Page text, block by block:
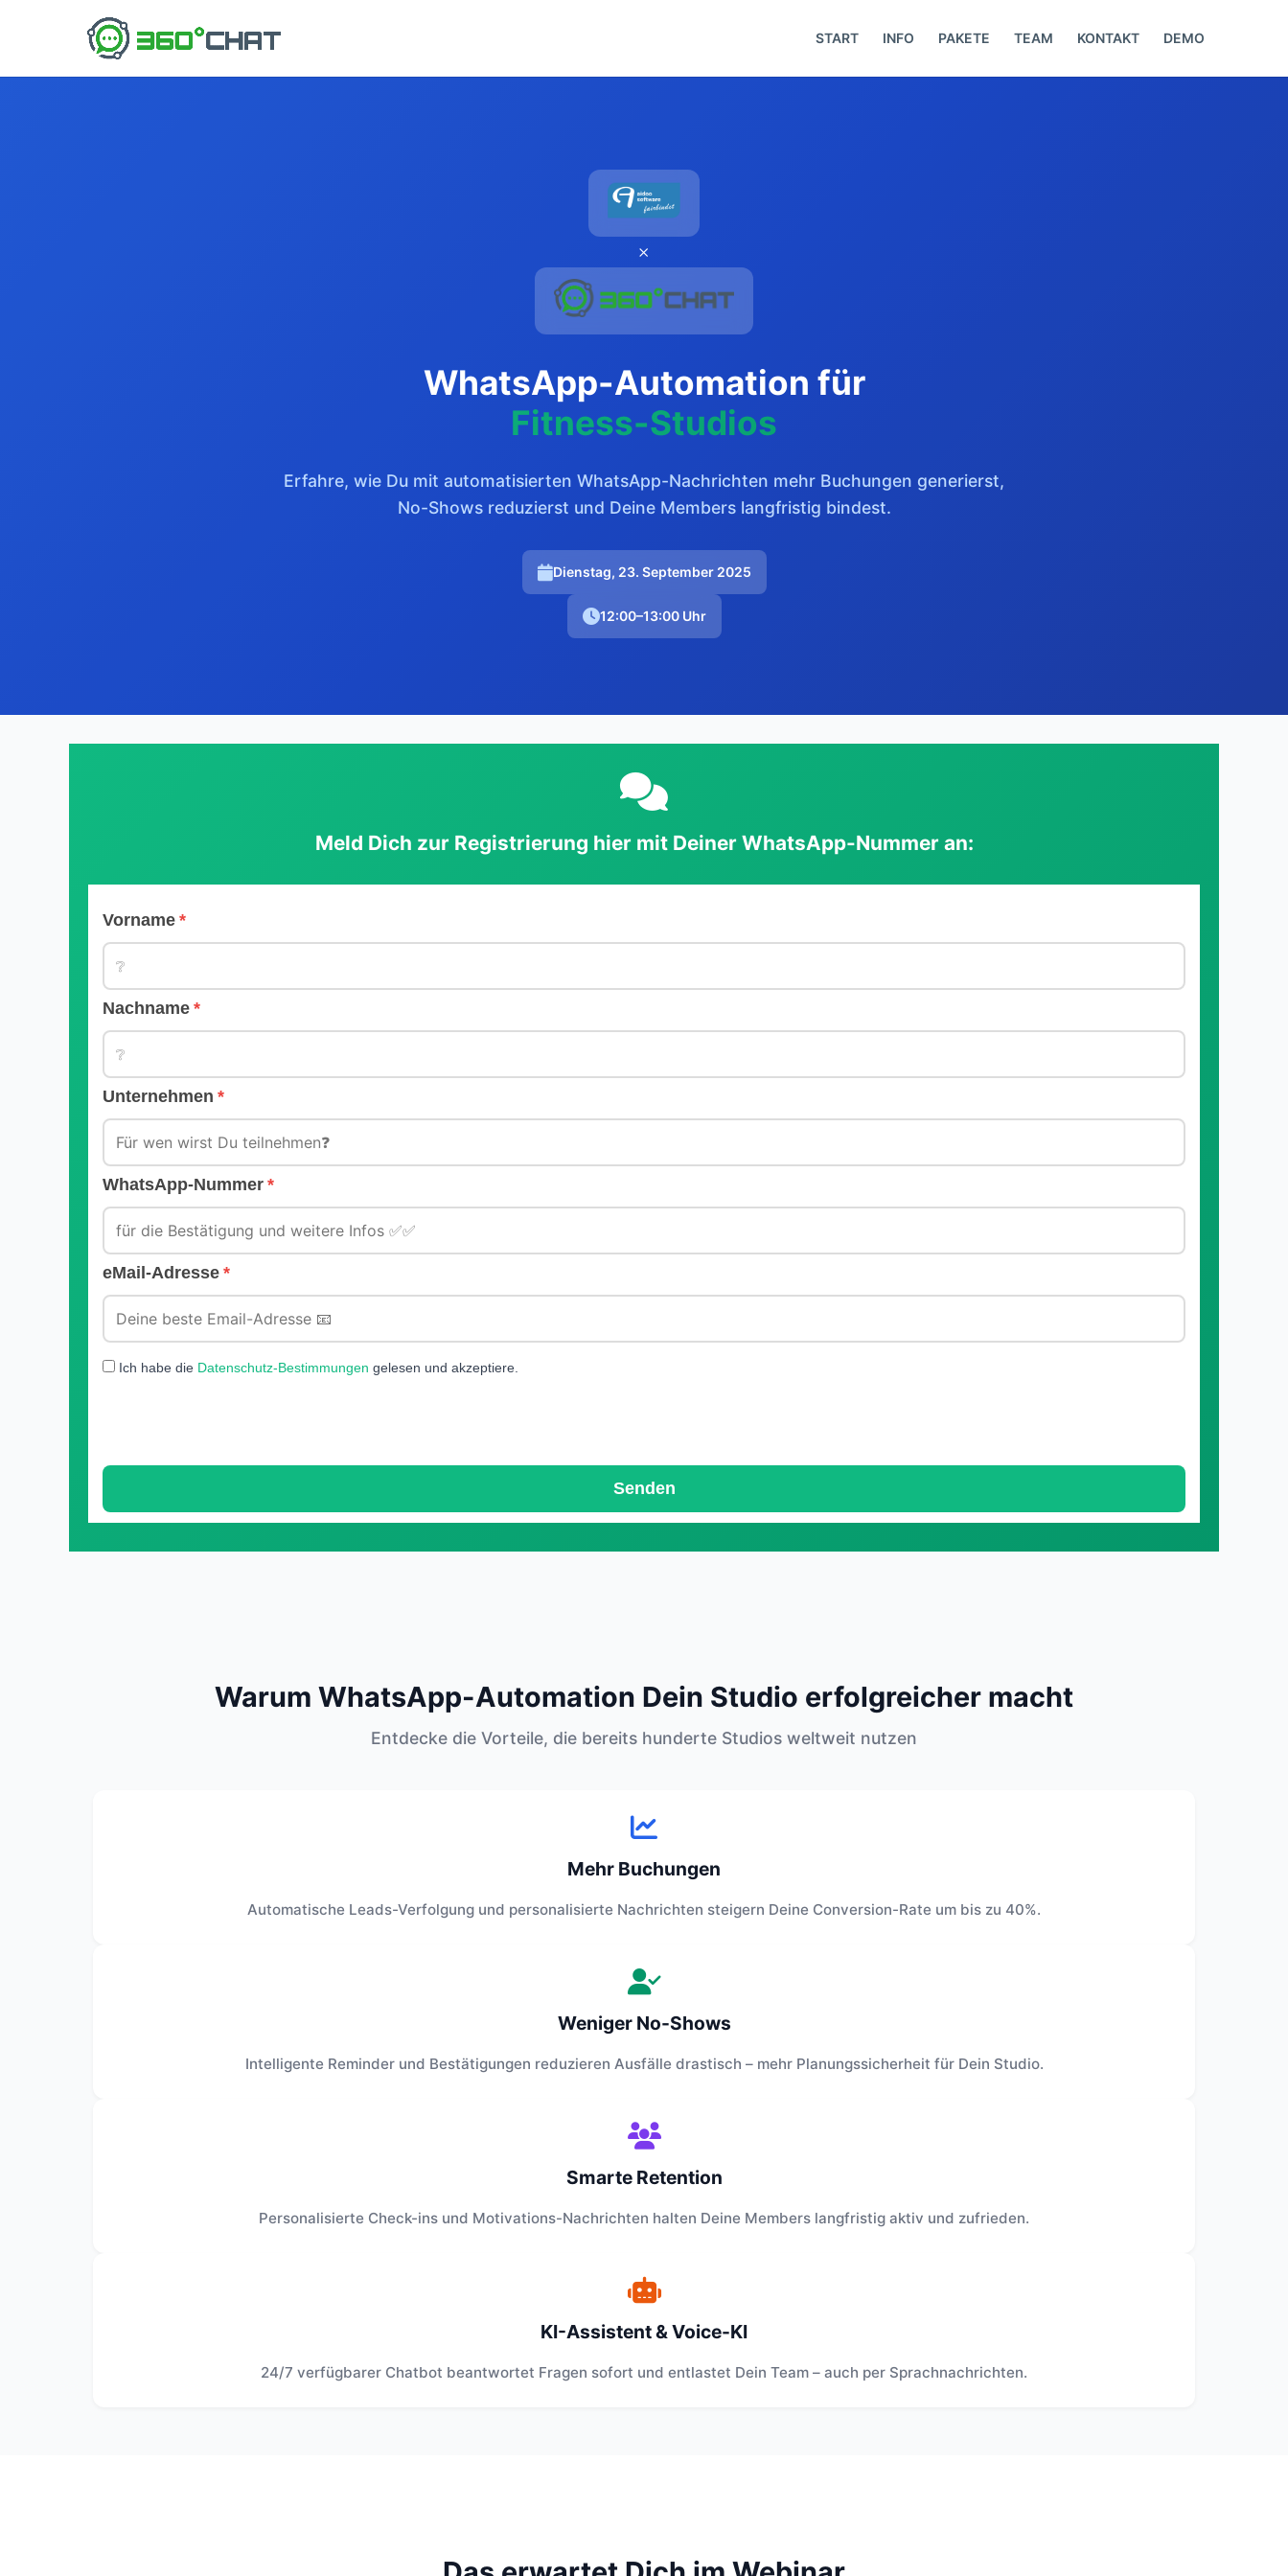
START INFO PAKETE TEAM KONTAKT DEMO
×
WhatsApp-Automation für
Fitness-Studios
Erfahre, wie Du mit automatisierten WhatsApp-Nachrichten mehr Buchungen generierst,
No-Shows reduzierst und Deine Members langfristig bindest.
Dienstag, 23. September 2025
12:00–13:00 Uhr
Meld Dich zur Registrierung hier mit Deiner WhatsApp-Nummer an:
Vorname
Nachname
Unternehmen
WhatsApp-Nummer
eMail-Adresse
Ich habe die Datenschutz-Bestimmungen gelesen und akzeptiere.
Warum WhatsApp-Automation Dein Studio erfolgreicher macht
Entdecke die Vorteile, die bereits hunderte Studios weltweit nutzen
Mehr Buchungen
Automatische Leads-Verfolgung und personalisierte Nachrichten steigern Deine Conversion-Rate um bis zu 40%.
Weniger No-Shows
Intelligente Reminder und Bestätigungen reduzieren Ausfälle drastisch – mehr Planungssicherheit für Dein Studio.
Smarte Retention
Personalisierte Check-ins und Motivations-Nachrichten halten Deine Members langfristig aktiv und zufrieden.
KI-Assistent & Voice-KI
24/7 verfügbarer Chatbot beantwortet Fragen sofort und entlastet Dein Team – auch per Sprachnachrichten.